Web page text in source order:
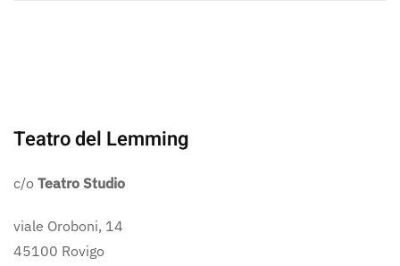
Teatro del Lemming
c/o Teatro Studio
viale Oroboni, 14
45100 Rovigo